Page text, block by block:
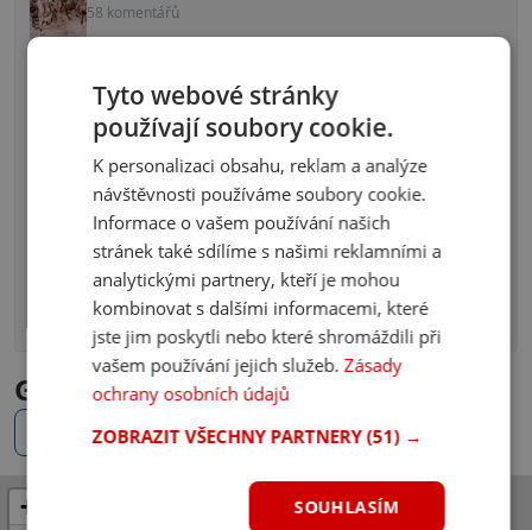
58 komentářů
fotografii?
40 komentářů
Kvíz: Znáš prezidenta ČR? Odpovíš na 10/10 otázek
správně?
38 komentářů
Kvíz: Máš fotbal v malíčku? Uhádneš 10/10 klubů z
fotky?
36 komentářů
Gastronomie v okolí - mapa ČR
Místa v mém okolí
+
Tyto webové stránky
používají soubory cookie.
K personalizaci obsahu, reklam a analýze
návštěvnosti používáme soubory cookie.
Informace o vašem používání našich
stránek také sdílíme s našimi reklamními a
analytickými partnery, kteří je mohou
kombinovat s dalšími informacemi, které
jste jim poskytli nebo které shromáždili při
vašem používání jejich služeb.Zásady
ochrany osobních údajů
ZOBRAZIT VŠECHNY PARTNERY(51) →
SOUHLASÍM